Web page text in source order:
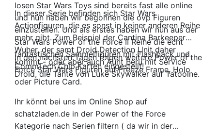
losen Star Wars Toys sind bereits fast alle online
und nun haben wir begonnen die ovp Figuren
einzustellen. Und als erstes haben wir nun aus der
Star Wars Power of the Force II Reihe die echt
fantastischen Sammelfiguren mit Flashback und
CommTech Chip Karten eingestellt!
In dieser Serie befinden sich Star Wars
Actionfiguren, die es sonst in keiner anderen Reihe
mehr gibt. Zum Beispiel der Cantina Barkeeper
Wuher, der samt Droid Detection Unit daher
kommt - oder aber auch Aunt Beru mit Service
Droid, die Tante von Luke Skywalker auf Tatooine.
In den nächsten Tagen folgen weitere Power of the
Force Star Wars Figuren auf Freeze Frame, Holo
oder Picture Card.
Ihr könnt bei uns im Online Shop auf
schatzladen.de in der Power of the Force
Kategorie nach Serien filtern ( da wir in der